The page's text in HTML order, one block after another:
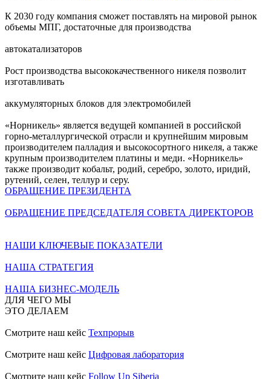
К 2030 году компания сможет поставлять на мировой рынок
объемы МПГ, достаточные для производства
автокатализаторов
Рост производства высококачественного никеля позволит
изготавливать
аккумуляторных блоков для электромобилей
«Норникель» является ведущей компанией в российской
горно-металлургической отрасли и крупнейшим мировым
производителем палладия и высокосортного никеля, а также
крупным производителем платины и меди. «Норникель»
также производит кобальт, родий, серебро, золото, иридий,
рутений, селен, теллур и серу.
ОБРАЩЕНИЕ ПРЕЗИДЕНТА
ОБРАЩЕНИЕ ПРЕДСЕДАТЕЛЯ СОВЕТА ДИРЕКТОРОВ
НАШИ КЛЮЧЕВЫЕ ПОКАЗАТЕЛИ
НАША СТРАТЕГИЯ
НАША БИЗНЕС-МОДЕЛЬ
ДЛЯ ЧЕГО МЫ
ЭТО ДЕЛАЕМ
Смотрите наш кейс Техпрорыв
Смотрите наш кейс Цифровая лаборатория
Смотрите наш кейс Follow Up Siberia